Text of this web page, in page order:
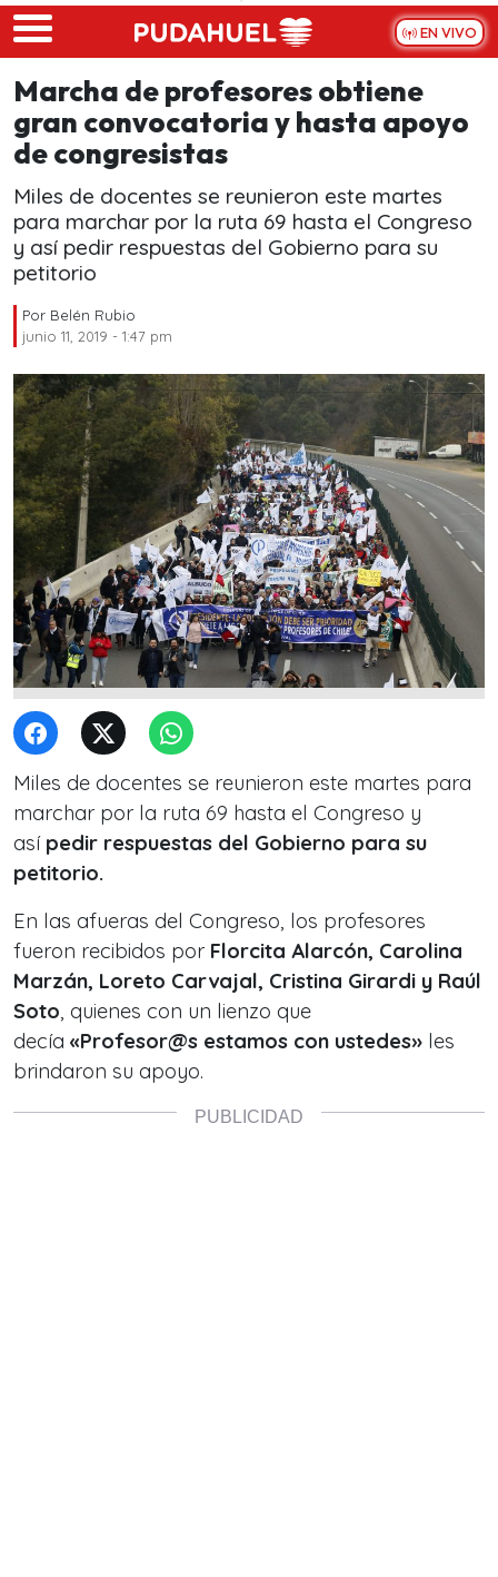
Skip to main content
EN VIVO
Marcha de profesores obtiene
gran convocatoria y hasta apoyo
de congresistas
Miles de docentes se reunieron este martes
para marchar por la ruta 69 hasta el Congreso
y así pedir respuestas del Gobierno para su
petitorio
Por Belén Rubio
junio 11, 2019 - 1:47 pm
Miles de docentes se reunieron este martes para
marchar por la ruta 69 hasta el Congreso y
así pedir respuestas del Gobierno para su
petitorio.
En las afueras del Congreso, los profesores
fueron recibidos por Florcita Alarcón, Carolina
Marzán, Loreto Carvajal, Cristina Girardi y Raúl
Soto, quienes con un lienzo que
decía «Profesor@s estamos con ustedes» les
brindaron su apoyo.